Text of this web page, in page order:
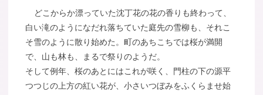
どこからか漂っていた沈丁花の花の香りも終わって、
白い滝のようになだれ落ちていた庭先の雪柳も、それこ
そ雪のように散り始めた。町のあちこちでは桜が満開
で、山も林も、まるで祭りのようだ。
そして例年、桜のあとにはこれが咲く、門柱の下の源平
つつじの上方の紅い花が、小さいつぼみをふくらませ始